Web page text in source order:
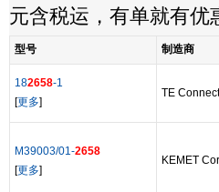
元含税运，有单就有优
型号 制造商
182658-1
[更多]
TE
M39003/01-2658
[更多]
KEMET